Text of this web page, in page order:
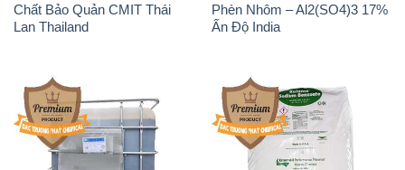
Chất Bảo Quản CMIT Thái
Lan Thailand
Phèn Nhôm – Al2(SO4)3 17%
Ấn Độ India